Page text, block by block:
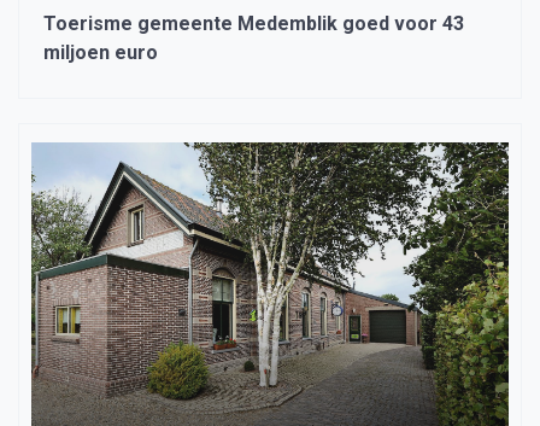
Toerisme gemeente Medemblik goed voor 43
miljoen euro